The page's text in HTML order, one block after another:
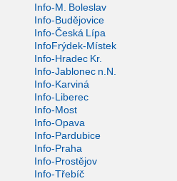
Info-M. Boleslav
Info-Budějovice
Info-Česká Lípa
InfoFrýdek-Místek
Info-Hradec Kr.
Info-Jablonec n.N.
Info-Karviná
Info-Liberec
Info-Most
Info-Opava
Info-Pardubice
Info-Praha
Info-Prostějov
Info-Třebíč